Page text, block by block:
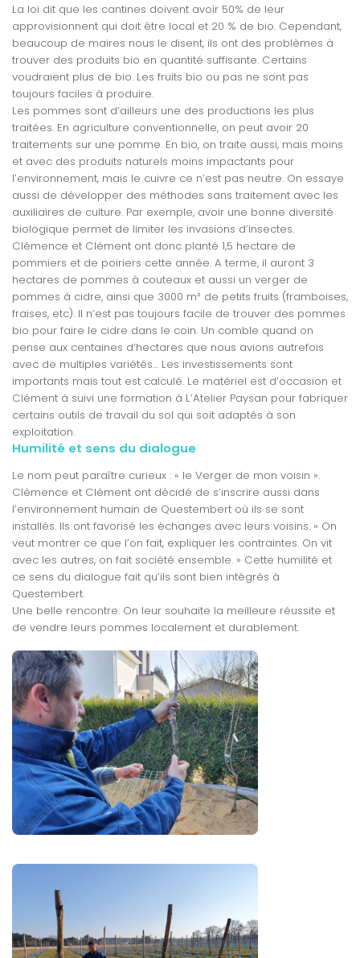
La loi dit que les cantines doivent avoir 50% de leur
approvisionnent qui doit être local et 20 % de bio. Cependant,
beaucoup de maires nous le disent, ils ont des problèmes à
trouver des produits bio en quantité suffisante. Certains
voudraient plus de bio. Les fruits bio ou pas ne sont pas
toujours faciles à produire.
Les pommes sont d’ailleurs une des productions les plus
traitées. En agriculture conventionnelle, on peut avoir 20
traitements sur une pomme. En bio, on traite aussi, mais moins
et avec des produits naturels moins impactants pour
l’environnement, mais le cuivre ce n’est pas neutre. On essaye
aussi de développer des méthodes sans traitement avec les
auxiliaires de culture. Par exemple, avoir une bonne diversité
biologique permet de limiter les invasions d’insectes.
Clémence et Clément ont donc planté 1,5 hectare de
pommiers et de poiriers cette année. A terme, il auront 3
hectares de pommes à couteaux et aussi un verger de
pommes à cidre, ainsi que 3000 m² de petits fruits (framboises,
fraises, etc). Il n’est pas toujours facile de trouver des pommes
bio pour faire le cidre dans le coin. Un comble quand on
pense aux centaines d’hectares que nous avions autrefois
avec de multiples variétés… Les investissements sont
importants mais tout est calculé. Le matériel est d’occasion et
Clément à suivi une formation à L’Atelier Paysan pour fabriquer
certains outils de travail du sol qui soit adaptés à son
exploitation.
Humilité et sens du dialogue
Le nom peut paraître curieux : « le Verger de mon voisin ».
Clémence et Clément ont décidé de s’inscrire aussi dans
l’environnement humain de Questembert où ils se sont
installés. Ils ont favorisé les échanges avec leurs voisins. « On
veut montrer ce que l’on fait, expliquer les contraintes. On vit
avec les autres, on fait société ensemble. » Cette humilité et
ce sens du dialogue fait qu’ils sont bien intégrés à
Questembert.
Une belle rencontre. On leur souhaite la meilleure réussite et
de vendre leurs pommes localement et durablement.